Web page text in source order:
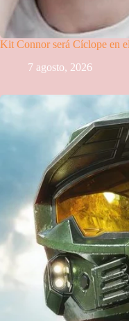
Kit Connor será Cíclope en
7 agosto, 2026